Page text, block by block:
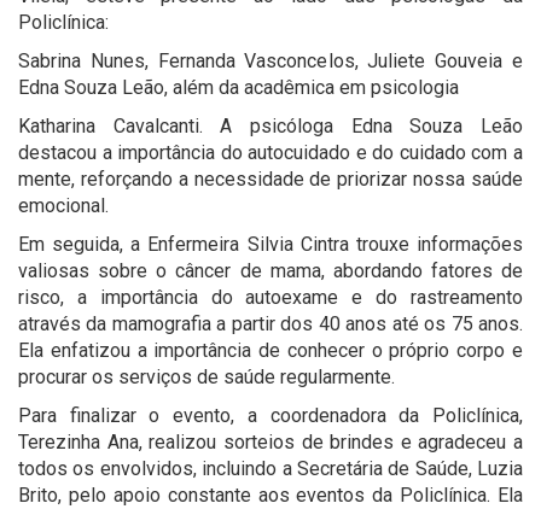
Policlínica:
Sabrina Nunes, Fernanda Vasconcelos, Juliete Gouveia e
Edna Souza Leão, além da acadêmica em psicologia
Katharina Cavalcanti. A psicóloga Edna Souza Leão
destacou a importância do autocuidado e do cuidado com a
mente, reforçando a necessidade de priorizar nossa saúde
emocional.
Em seguida, a Enfermeira Silvia Cintra trouxe informações
valiosas sobre o câncer de mama, abordando fatores de
risco, a importância do autoexame e do rastreamento
através da mamografia a partir dos 40 anos até os 75 anos.
Ela enfatizou a importância de conhecer o próprio corpo e
procurar os serviços de saúde regularmente.
Para finalizar o evento, a coordenadora da Policlínica,
Terezinha Ana, realizou sorteios de brindes e agradeceu a
todos os envolvidos, incluindo a Secretária de Saúde, Luzia
Brito, pelo apoio constante aos eventos da Policlínica. Ela